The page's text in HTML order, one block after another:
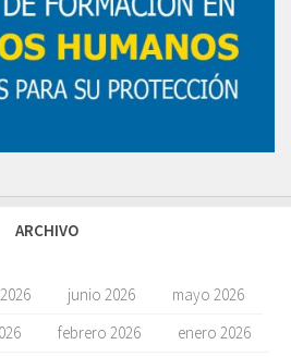
ARCHIVO
junio 2026
mayo 2026
febrero 2026
enero 2026